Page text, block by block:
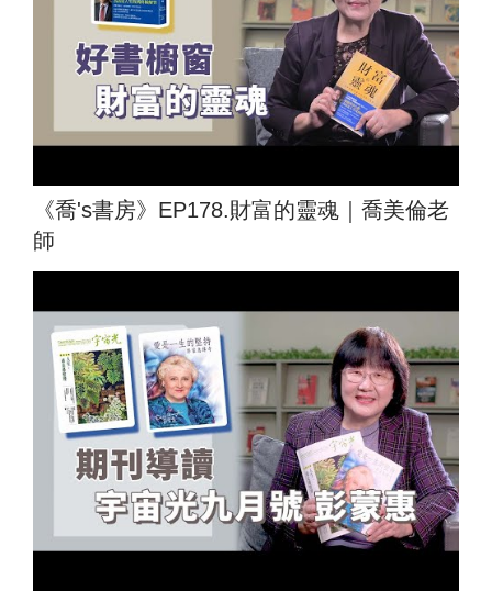
《喬's書房》EP178.財富的靈魂｜喬美倫老
師